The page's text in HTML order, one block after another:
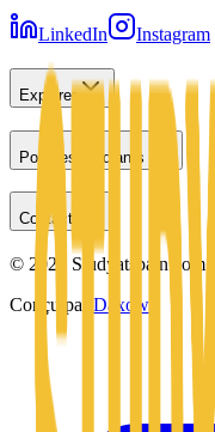
LinkedIn Instagram
Explorer
Pour les étudiants
Contact
© 2026 Studyatspain.com.
Conçu par
Daxow